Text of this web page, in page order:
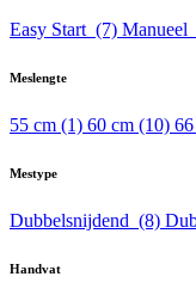
Easy Start (7) Manueel
Meslengte
55 cm (1) 60 cm (10)
Mestype
Dubbelsnijdend (8)
Handvat